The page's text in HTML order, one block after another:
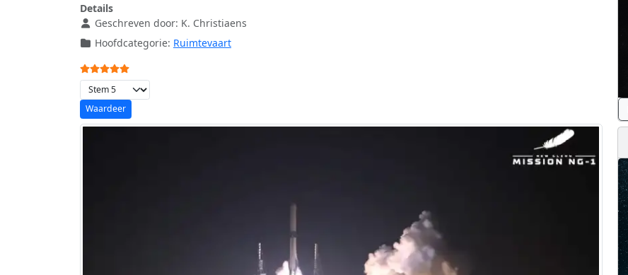
Details
Geschreven door: K. Christiaens
Hoofdcategorie: Ruimtevaart
Gebruikerswaardering:
Voeg waardering toe